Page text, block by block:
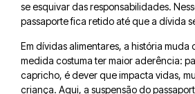
se esquivar das responsabilidades.
passaporte fica retido até que a dívida
Em dívidas alimentares, a história muda
medida costuma ter maior aderência:
capricho, é dever que impacta vidas,
criança. Aqui, a suspensão do